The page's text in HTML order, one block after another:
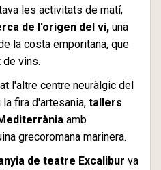
les activitats de matí,
de l'origen del vi, una
la costa emporitana, que
de vins.
l'altre centre neuràlgic del
fira d'artesania, tallers
amb
grecoromana marinera.
de teatre Excalibur va